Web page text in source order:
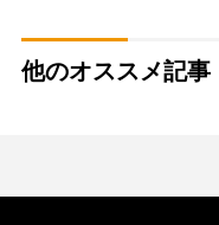
他のオススメ記事